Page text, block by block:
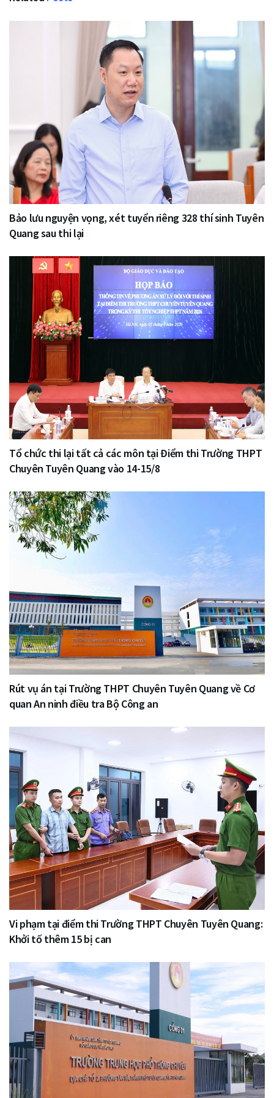
Bảo lưu nguyện vọng, xét tuyển riêng 328 thí sinh Tuyên
Quang sau thi lại
Tổ chức thi lại tất cả các môn tại Điểm thi Trường THPT
Chuyên Tuyên Quang vào 14-15/8
Rút vụ án tại Trường THPT Chuyên Tuyên Quang về Cơ
quan An ninh điều tra Bộ Công an
Vi phạm tại điểm thi Trường THPT Chuyên Tuyên Quang:
Khởi tố thêm 15 bị can